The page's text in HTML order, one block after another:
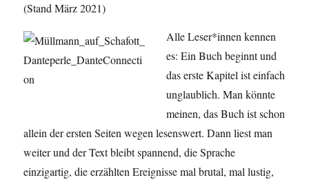
(Stand März 2021)
Alle Leser*innen kennen
es: Ein Buch beginnt und
das erste Kapitel ist einfach
unglaublich. Man könnte
meinen, das Buch ist schon
allein der ersten Seiten wegen lesenswert. Dann liest man
weiter und der Text bleibt spannend, die Sprache
einzigartig, die erzählten Ereignisse mal brutal, mal lustig,